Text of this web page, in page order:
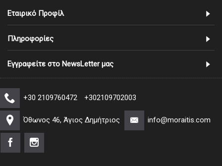
Εταιρικό Προφίλ
Πληροφορίες
Εγγραφείτε στο NewsLetter μας
+30 2109760472 +302109702003
Όθωνος 46, Άγιος Δημήτριος info@moraitis.com